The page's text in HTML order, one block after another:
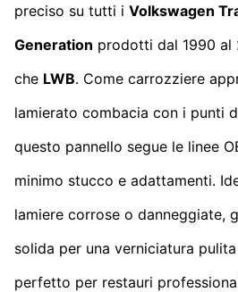
preciso su tutti i Volkswagen
Generation prodotti dal 1990 al
che LWB. Come carrozziere
lamierato combacia con i punti
questo pannello segue le linee
minimo stucco e adattamenti.
lamiere corrose o danneggiate,
solida per una verniciatura
perfetto per restauri